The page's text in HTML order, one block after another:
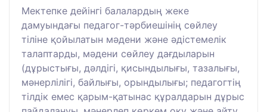
Мектепке дейінгі балалардың жеке
дамуындағы педагог-тәрбиешінің сөйлеу
тіліне қойылатын мәдени және әдістемелік
талаптарды, мәдени сөйлеу дағдыларын
(дұрыстығы, дәлдігі, қисындылығы, тазалығы,
мәнерлілігі, байлығы, орындылығы; педагогтің
тілдік емес қарым-қатынас құралдарын дұрыс